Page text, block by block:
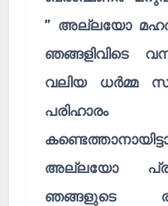
” അല്ലയോ
ഞങ്ങളിവിടെ
വലിയ ധർമ്മ
പരിഹാരം
അല്ലയോ
ഞങ്ങളുടെ